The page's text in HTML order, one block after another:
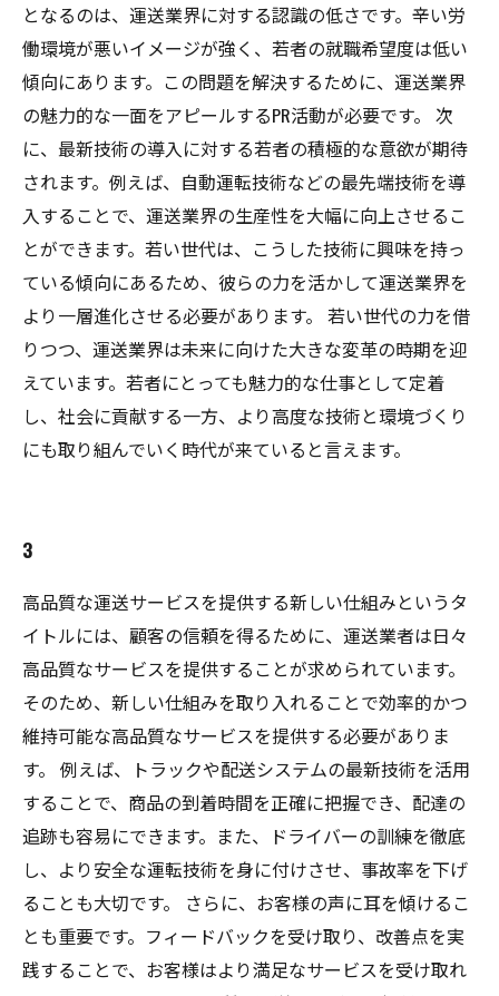
となるのは、運送業界に対する認識の低さです。辛い労
働環境が悪いイメージが強く、若者の就職希望度は低い
傾向にあります。この問題を解決するために、運送業界
の魅力的な一面をアピールするPR活動が必要です。 次
に、最新技術の導入に対する若者の積極的な意欲が期待
されます。例えば、自動運転技術などの最先端技術を導
入することで、運送業界の生産性を大幅に向上させるこ
とができます。若い世代は、こうした技術に興味を持っ
ている傾向にあるため、彼らの力を活かして運送業界を
より一層進化させる必要があります。 若い世代の力を借
りつつ、運送業界は未来に向けた大きな変革の時期を迎
えています。若者にとっても魅力的な仕事として定着
し、社会に貢献する一方、より高度な技術と環境づくり
にも取り組んでいく時代が来ていると言えます。
3
高品質な運送サービスを提供する新しい仕組みというタ
イトルには、顧客の信頼を得るために、運送業者は日々
高品質なサービスを提供することが求められています。
そのため、新しい仕組みを取り入れることで効率的かつ
維持可能な高品質なサービスを提供する必要がありま
す。 例えば、トラックや配送システムの最新技術を活用
することで、商品の到着時間を正確に把握でき、配達の
追跡も容易にできます。また、ドライバーの訓練を徹底
し、より安全な運転技術を身に付けさせ、事故率を下げ
ることも大切です。 さらに、お客様の声に耳を傾けるこ
とも重要です。フィードバックを受け取り、改善点を実
践することで、お客様はより満足なサービスを受け取れ